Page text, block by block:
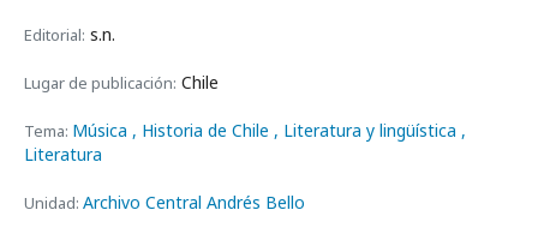
Editorial: s.n.
Lugar de publicación: Chile
Tema: Música , Historia de Chile , Literatura y lingüística ,
Literatura
Unidad: Archivo Central Andrés Bello